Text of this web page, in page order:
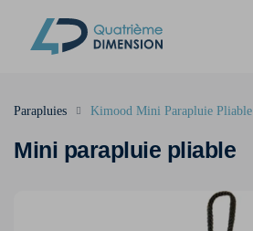
Mini parapluie pliable
Parapluies Kimood Mini Parapluie Pliable